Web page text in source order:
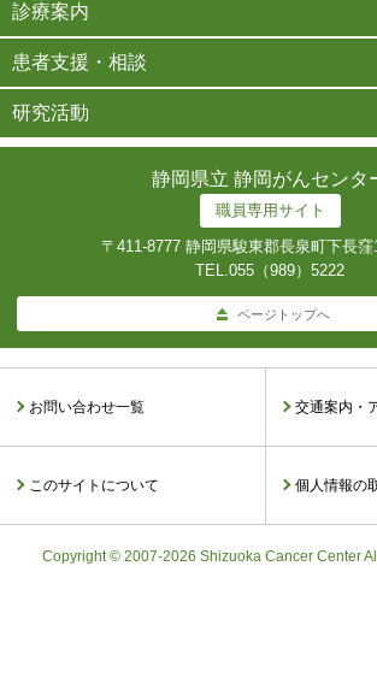
診療案内
患者支援・相談
研究活動
静岡県立 静岡がんセンタ
職員専用サイト
〒411-8777 静岡県駿東郡長泉町下長窪
TEL.055（989）5222
ページトップへ
お問い合わせ一覧 交通案内・
このサイトについて 個人情報の
Copyright © 2007-2026 Shizuoka Cancer Center